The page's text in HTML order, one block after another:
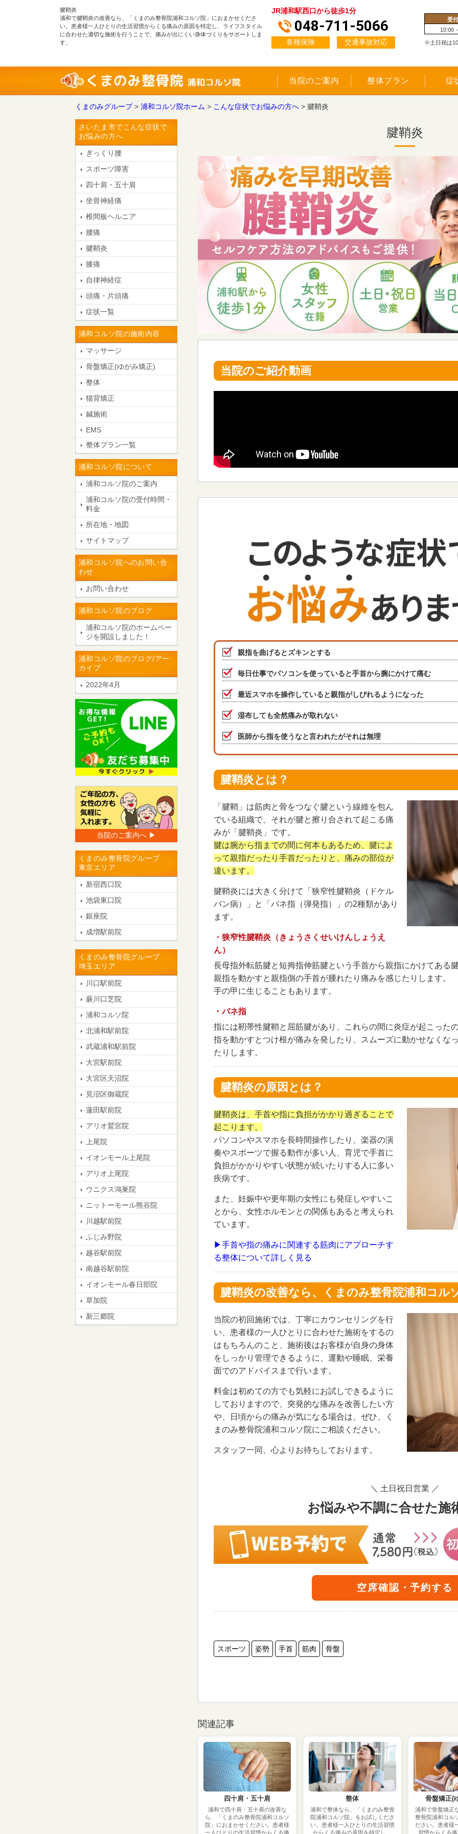
腱鞘炎
浦和で腱鞘炎の改善なら、「くまのみ整骨院浦和コルソ院」におまかせくださ
い。患者様一人ひとりの生活習慣からくる痛みの原因を特定し、ライフスタイル
に合わせた適切な施術を行うことで、痛みが出にくい身体づくりをサポートしま
す。
JR浦和駅西口から徒歩1分
048-711-5066
各種保険 交通事故対応
受
10:00
※土日祝は
当院のご案内 整体プラン 症
くまのみグループ> 浦和コルソ院ホーム > こんな症状でお悩みの方へ > 腱鞘炎
腱鞘炎
当院のご紹介動画
親指を曲げるとズキンとする
毎日仕事でパソコンを使っていると手首から腕にかけて痛む
最近スマホを操作していると親指がしびれるようになった
湿布しても全然痛みが取れない
医師から指を使うなと言われたがそれは無理
腱鞘炎とは？
「腱鞘」は筋肉と骨をつなぐ腱という線維を包ん
でいる組織で、それが腱と擦り合されて起こる痛
みが「腱鞘炎」です。
腱は腕から指までの間に何本もあるため、腱によ
って親指だったり手首だったりと、痛みの部位が
違います。
腱鞘炎には大きく分けて「狭窄性腱鞘炎（ドケル
バン病）」と「バネ指（弾発指）」の2種類があり
ます。
・狭窄性腱鞘炎（きょうさくせいけんしょうえ
ん）
長母指外転筋腱と短拇指伸筋腱という手首から親指にかけてある
親指を動かすと親指側の手首が腫れたり痛みを感じたりします。
手の甲に生じることもあります。
・バネ指
指には靭帯性腱鞘と屈筋腱があり、これらの間に炎症が起こった
指を動かすとつけ根が痛みを発したり、スムーズに動かせなくな
たりします。
腱鞘炎の原因とは？
腱鞘炎は、手首や指に負担がかかり過ぎることで
起こります。
パソコンやスマホを長時間操作したり、楽器の演
奏やスポーツで握る動作が多い人、育児で手首に
負担がかかりやすい状態が続いたりする人に多い
疾病です。
また、妊娠中や更年期の女性にも発症しやすいこ
とから、女性ホルモンとの関係もあると考えられ
ています。
▶手首や指の痛みに関連する筋肉にアプローチす
る整体について詳しく見る
腱鞘炎の改善なら、くまのみ整骨院浦和コル
当院の初回施術では、丁寧にカウンセリングを行
い、患者様の一人ひとりに合わせた施術をするの
はもちろんのこと、施術後はお客様が自身の身体
をしっかり管理できるように、運動や睡眠、栄養
面でのアドバイスまで行います。
料金は初めての方でも気軽にお試しできるように
しておりますので、突発的な痛みを改善したい方
や、日頃からの痛みが気になる場合は、ぜひ、く
まのみ整骨院浦和コルソ院にご相談ください。
スタッフ一同、心よりお待ちしております。
＼ 土日祝日営業 ／
お悩みや不調に合せた施
空席確認・予約する
スポーツ 姿勢 手首 筋肉 骨盤
関連記事
四十肩・五十肩
浦和で四十肩・五十肩の改善な
ら、「くまのみ整骨院浦和コルソ
院」におまかせください。患者様
一人ひとりの生活習慣からくる痛
整体
浦和で整体なら、「くまのみ整骨
院浦和コルソ院」をお試しくださ
い。患者様一人ひとりの生活習慣
からくる痛みの原因を特定し、
骨盤矯正(
浦和で骨盤矯正
整骨院浦和コル
ださい。患者様
習慣からくる
さいたま市でこんな症状で
お悩みの方へ
ぎっくり腰
スポーツ障害
四十肩・五十肩
坐骨神経痛
椎間板ヘルニア
腰痛
腱鞘炎
膝痛
自律神経症
頭痛・片頭痛
症状一覧
浦和コルソ院の施術内容
マッサージ
骨盤矯正(ゆがみ矯正)
整体
猫背矯正
鍼施術
EMS
整体プラン一覧
浦和コルソ院について
浦和コルソ院のご案内
浦和コルソ院の受付時間・
料金
所在地・地図
サイトマップ
浦和コルソ院へのお問い合
わせ
お問い合わせ
浦和コルソ院のブログ
浦和コルソ院のホームペー
ジを開設しました！
浦和コルソ院のブログ/アー
カイブ
2022年4月
当院のご案内へ ▶︎
くまのみ整骨院グループ
東京エリア
新宿西口院
池袋東口院
銀座院
成増駅前院
くまのみ整骨院グループ
埼玉エリア
川口駅前院
蕨川口芝院
浦和コルソ院
北浦和駅前院
武蔵浦和駅前院
大宮駅前院
大宮区天沼院
見沼区御蔵院
蓮田駅前院
アリオ鷲宮院
上尾院
イオンモール上尾院
アリオ上尾院
ウニクス鴻巣院
ニットーモール熊谷院
川越駅前院
ふじみ野院
越谷駅前院
南越谷駅前院
イオンモール春日部院
草加院
新三郷院